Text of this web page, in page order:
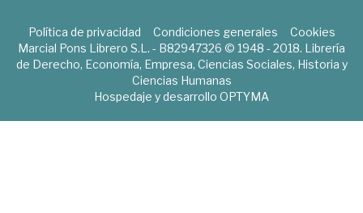
Política de privacidad Condiciones generales
Cookies
Marcial Pons Librero S.L. - B82947326 © 1948 - 2018. Librería
de Derecho, Economía, Empresa, Ciencias Sociales, Historia y
Ciencias Humanas
Hospedaje y desarrollo OPTYMA